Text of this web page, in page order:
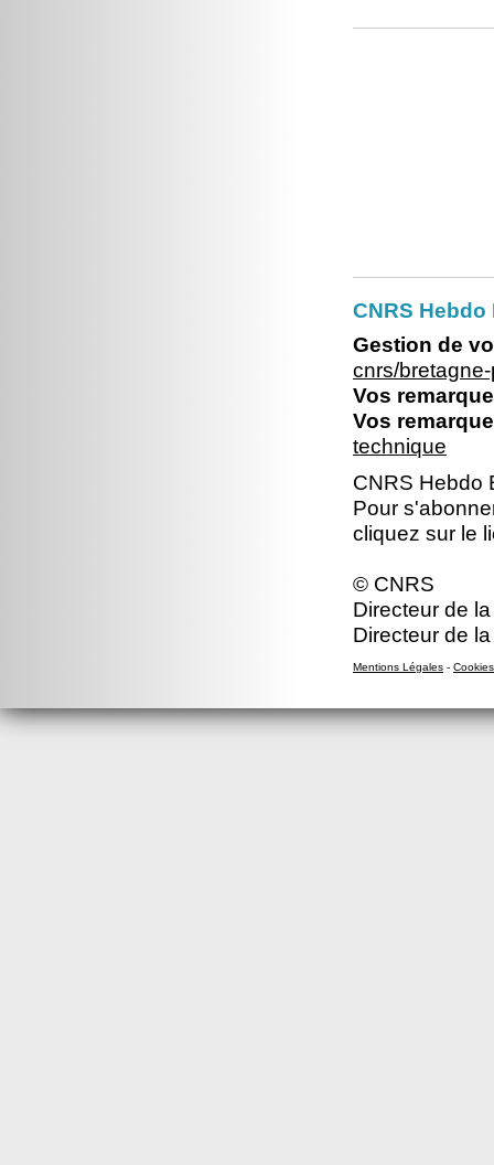
CNRS
Gestion de
cnrs/
Vos
Vos
technique
CNRS Hebdo
Pour
cliquez sur le
© CNRS
Directeur de
Directeur de
Mentions Légales - Cookies